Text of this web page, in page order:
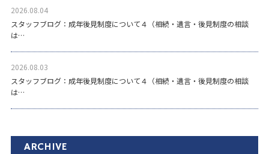
2026.08.04
スタッフブログ：成年後見制度について４（相続・遺言・後見制度の相談
は…
2026.08.03
スタッフブログ：成年後見制度について４（相続・遺言・後見制度の相談
は…
ARCHIVE